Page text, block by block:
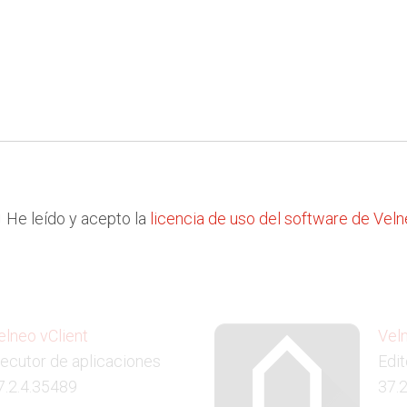
He leído y acepto la licencia de uso del software de
vClient
de aplicaciones